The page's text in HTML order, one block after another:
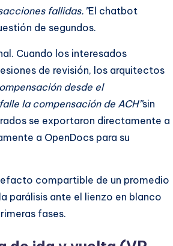
fallidas.”El chatbot
de segundos.
Cuando los interesados
de revisión, los arquitectos
desde el
la compensación de ACH”sin
se exportaron directamente a
a OpenDocs para su
compartible de un promedio
parálisis ante el lienzo en blanco
fases.